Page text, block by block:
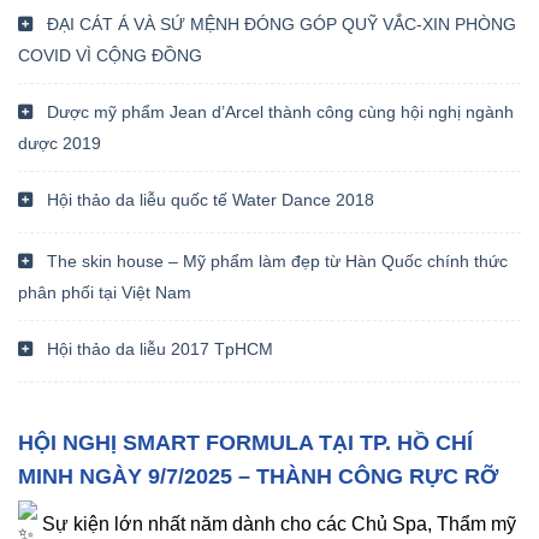
ĐẠI CÁT Á VÀ SỨ MỆNH ĐÓNG GÓP QUỸ VẮC-XIN PHÒNG
COVID VÌ CỘNG ĐỒNG
Dược mỹ phẩm Jean d’Arcel thành công cùng hội nghị ngành
dược 2019
Hội thảo da liễu quốc tế Water Dance 2018
The skin house – Mỹ phẩm làm đẹp từ Hàn Quốc chính thức
phân phối tại Việt Nam
Hội thảo da liễu 2017 TpHCM
HỘI NGHỊ SMART FORMULA TẠI TP. HỒ CHÍ
MINH NGÀY 9/7/2025 – THÀNH CÔNG RỰC RỠ
Sự kiện lớn nhất năm dành cho các Chủ Spa, Thẩm mỹ